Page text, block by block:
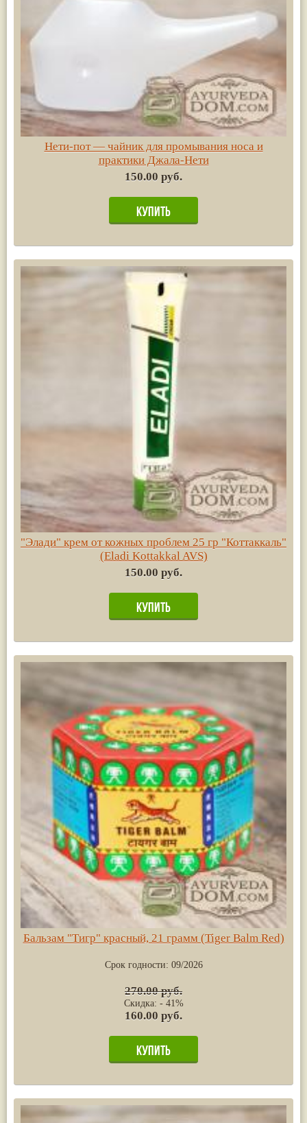
Нети-пот — чайник для промывания носа и
практики Джала-Нети
150.00 руб.
"Элади" крем от кожных проблем 25 гр "Коттаккаль"
(Eladi Kottakkal AVS)
150.00 руб.
Бальзам "Тигр" красный, 21 грамм (Tiger Balm Red)
Срок годности: 09/2026
270.00 руб.
Скидка: - 41%
160.00 руб.